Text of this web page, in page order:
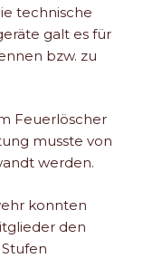
technische
galt es für
bzw. zu
Feuerlöscher
musste von
werden.
konnten
den